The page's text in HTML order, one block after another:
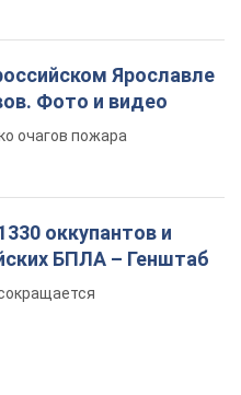
Ярославле
Фото и видео
очагов пожара
оккупантов и
БПЛА – Генштаб